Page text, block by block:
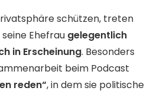
schützen, treten
Ehefrau gelegentlich
in Erscheinung. Besonders
beim Podcast
reden“, in dem sie politische